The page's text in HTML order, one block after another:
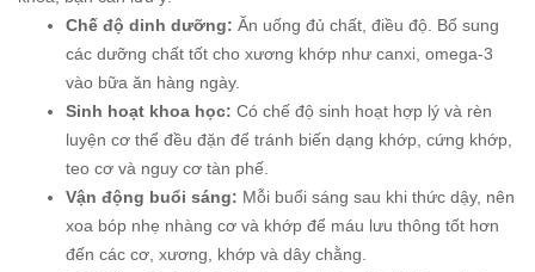
Chế độ dinh dưỡng: Ăn uống đủ chất, điều độ. Bổ sung
các dưỡng chất tốt cho xương khớp như canxi, omega-3
vào bữa ăn hàng ngày.
Sinh hoạt khoa học: Có chế độ sinh hoạt hợp lý và rèn
luyện cơ thể đều đặn để tránh biến dạng khớp, cứng khớp,
teo cơ và nguy cơ tàn phế.
Vận động buổi sáng: Mỗi buổi sáng sau khi thức dậy, nên
xoa bóp nhẹ nhàng cơ và khớp để máu lưu thông tốt hơn
đến các cơ, xương, khớp và dây chằng.